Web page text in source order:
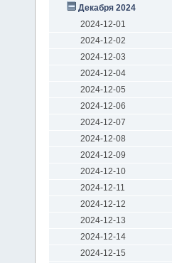
Декабря 2024
2024-12-01
2024-12-02
2024-12-03
2024-12-04
2024-12-05
2024-12-06
2024-12-07
2024-12-08
2024-12-09
2024-12-10
2024-12-11
2024-12-12
2024-12-13
2024-12-14
2024-12-15